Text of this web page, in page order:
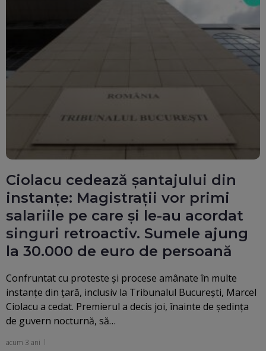
Ciolacu cedează șantajului din
instanțe: Magistrații vor primi
salariile pe care și le-au acordat
singuri retroactiv. Sumele ajung
la 30.000 de euro de persoană
Confruntat cu proteste şi procese amânate în multe
instanţe din ţară, inclusiv la Tribunalul Bucureşti, Marcel
Ciolacu a cedat. Premierul a decis joi, înainte de ședința
de guvern nocturnă, să…
acum 3 ani